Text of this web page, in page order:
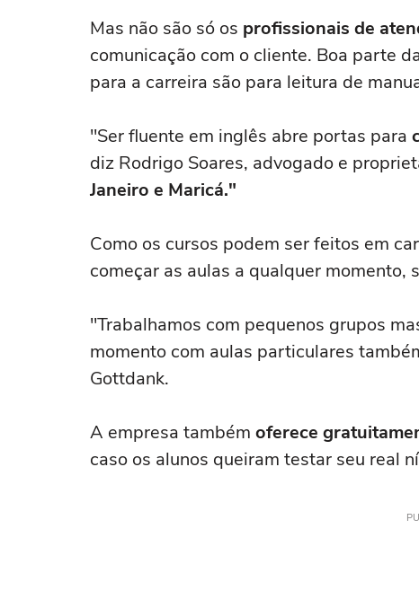
Mas não são só os profissionais de
comunicação com o cliente. Boa parte
para a carreira são para leitura de
"Ser fluente em inglês abre portas para
diz Rodrigo Soares, advogado e
Janeiro e Maricá."
Como os cursos podem ser feitos em
começar as aulas a qualquer
"Trabalhamos com pequenos grupos
momento com aulas particulares
Gottdank.
A empresa também oferece
caso os alunos queiram testar seu real